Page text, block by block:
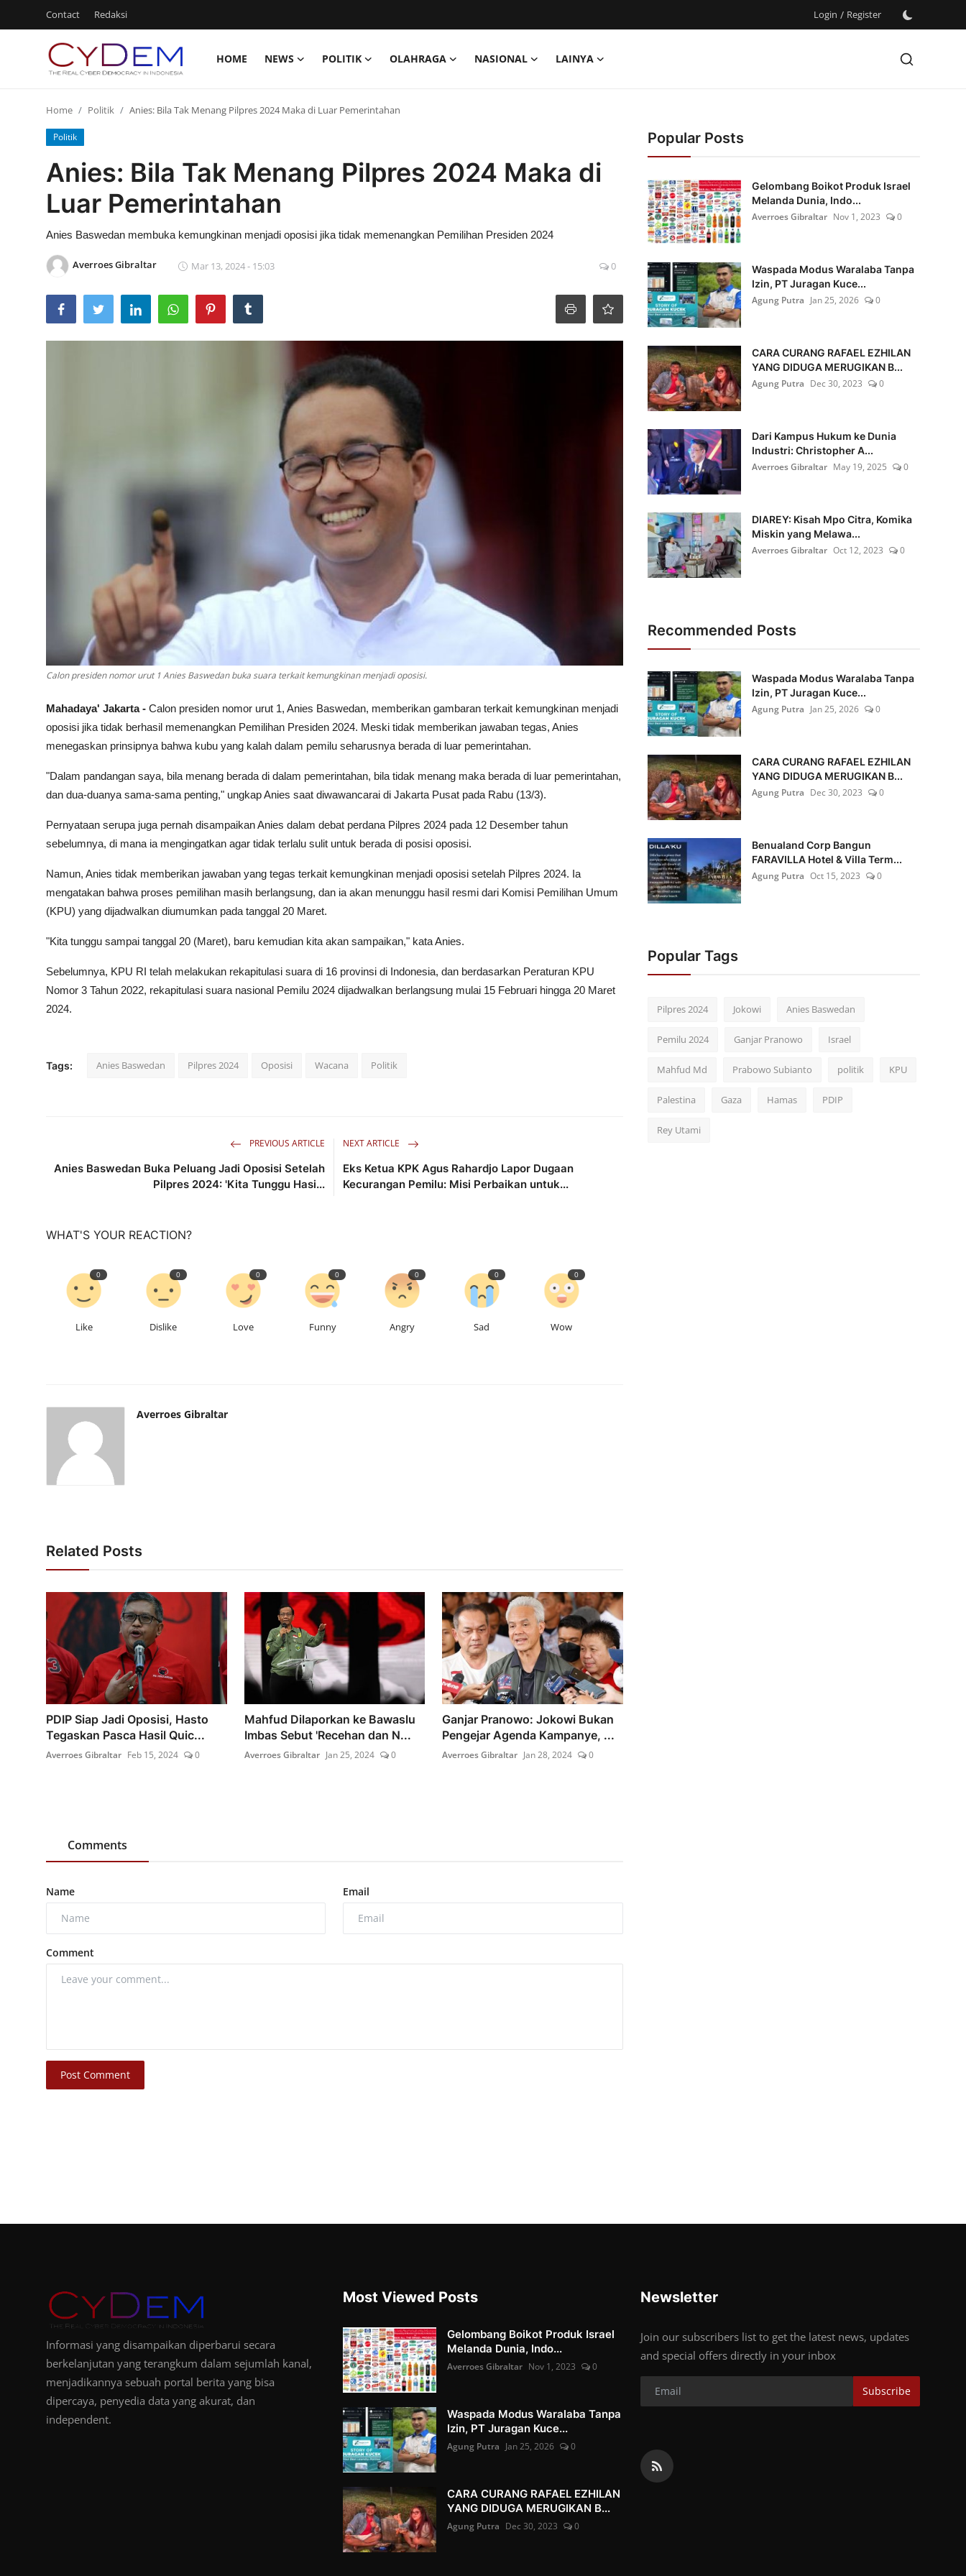
Contact Redaksi Login / Register
HOME NEWS POLITIK OLAHRAGA NASIONAL
LAINYA
Login
Register
Contact
Olahraga
Home Politik Anies: Bila Tak Menang Pilpres 2024 Maka di Luar Pemerintahan
Politik
Anies: Bila Tak Menang Pilpres 2024 Maka di
Luar Pemerintahan
Anies Baswedan membuka kemungkinan menjadi oposisi jika tidak memenangkan Pemilihan Presiden 2024
Averroes Gibraltar Mar 13, 2024 - 15:03 0
Calon presiden nomor urut 1 Anies Baswedan buka suara terkait kemungkinan menjadi oposisi.
Mahadaya' Jakarta - Calon presiden nomor urut 1, Anies Baswedan, memberikan gambaran terkait kemungkinan menjadi
oposisi jika tidak berhasil memenangkan Pemilihan Presiden 2024. Meski tidak memberikan jawaban tegas, Anies
menegaskan prinsipnya bahwa kubu yang kalah dalam pemilu seharusnya berada di luar pemerintahan.
"Dalam pandangan saya, bila menang berada di dalam pemerintahan, bila tidak menang maka berada di luar pemerintahan,
dan dua-duanya sama-sama penting," ungkap Anies saat diwawancarai di Jakarta Pusat pada Rabu (13/3).
Pernyataan serupa juga pernah disampaikan Anies dalam debat perdana Pilpres 2024 pada 12 Desember tahun
sebelumnya, di mana ia mengingatkan agar tidak terlalu sulit untuk berada di posisi oposisi.
Namun, Anies tidak memberikan jawaban yang tegas terkait kemungkinan menjadi oposisi setelah Pilpres 2024. Ia
mengatakan bahwa proses pemilihan masih berlangsung, dan ia akan menunggu hasil resmi dari Komisi Pemilihan Umum
(KPU) yang dijadwalkan diumumkan pada tanggal 20 Maret.
"Kita tunggu sampai tanggal 20 (Maret), baru kemudian kita akan sampaikan," kata Anies.
Sebelumnya, KPU RI telah melakukan rekapitulasi suara di 16 provinsi di Indonesia, dan berdasarkan Peraturan KPU
Nomor 3 Tahun 2022, rekapitulasi suara nasional Pemilu 2024 dijadwalkan berlangsung mulai 15 Februari hingga 20 Maret
2024.
Tags: Anies Baswedan Pilpres 2024 Oposisi Wacana Politik
PREVIOUS ARTICLE
Anies Baswedan Buka Peluang Jadi Oposisi Setelah
Pilpres 2024: 'Kita Tunggu Hasi...
NEXT ARTICLE
Eks Ketua KPK Agus Rahardjo Lapor Dugaan
Kecurangan Pemilu: Misi Perbaikan untuk...
WHAT'S YOUR REACTION?
0
Like
0
Dislike
0
Love
0
Funny
0
Angry
0
Sad
0
Wow
Averroes Gibraltar
Related Posts
PDIP Siap Jadi Oposisi, Hasto
Tegaskan Pasca Hasil Quic...
Averroes Gibraltar Feb 15, 2024 0
Mahfud Dilaporkan ke Bawaslu
Imbas Sebut 'Recehan dan N...
Averroes Gibraltar Jan 25, 2024 0
Ganjar Pranowo: Jokowi Bukan
Pengejar Agenda Kampanye, ...
Averroes Gibraltar Jan 28, 2024 0
Comments
Name Email
Comment
Post Comment
Popular Posts
Gelombang Boikot Produk Israel
Melanda Dunia, Indo...
Averroes Gibraltar Nov 1, 2023 0
Waspada Modus Waralaba Tanpa
Izin, PT Juragan Kuce...
Agung Putra Jan 25, 2026 0
CARA CURANG RAFAEL EZHILAN
YANG DIDUGA MERUGIKAN B...
Agung Putra Dec 30, 2023 0
Dari Kampus Hukum ke Dunia
Industri: Christopher A...
Averroes Gibraltar May 19, 2025 0
DIAREY: Kisah Mpo Citra, Komika
Miskin yang Melawa...
Averroes Gibraltar Oct 12, 2023 0
Recommended Posts
Waspada Modus Waralaba Tanpa
Izin, PT Juragan Kuce...
Agung Putra Jan 25, 2026 0
CARA CURANG RAFAEL EZHILAN
YANG DIDUGA MERUGIKAN B...
Agung Putra Dec 30, 2023 0
Benualand Corp Bangun
FARAVILLA Hotel & Villa Term...
Agung Putra Oct 15, 2023 0
Popular Tags
Pilpres 2024 Jokowi Anies Baswedan
Pemilu 2024 Ganjar Pranowo Israel
Mahfud Md Prabowo Subianto politik KPU
Palestina Gaza Hamas PDIP
Rey Utami
Informasi yang disampaikan diperbarui secara
berkelanjutan yang terangkum dalam sejumlah kanal,
menjadikannya sebuah portal berita yang bisa
dipercaya, penyedia data yang akurat, dan
independent.
Most Viewed Posts
Gelombang Boikot Produk Israel
Melanda Dunia, Indo...
Averroes Gibraltar Nov 1, 2023 0
Waspada Modus Waralaba Tanpa
Izin, PT Juragan Kuce...
Agung Putra Jan 25, 2026 0
CARA CURANG RAFAEL EZHILAN
YANG DIDUGA MERUGIKAN B...
Agung Putra Dec 30, 2023 0
Newsletter
Join our subscribers list to get the latest news, updates
and special offers directly in your inbox
Subscribe